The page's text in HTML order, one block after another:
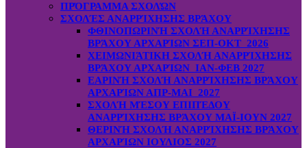
ΠΡΌΓΡΑΜΜΑ ΣΧΟΛΏΝ
ΣΧΟΛΈΣ ΑΝΑΡΡΊΧΗΣΗΣ ΒΡΆΧΟΥ
ΦΘΙΝΟΠΩΡΙΝΉ ΣΧΟΛΉ ΑΝΑΡΡΊΧΗΣΗΣ
ΒΡΆΧΟΥ ΑΡΧΑΡΊΩΝ ΣΕΠ-ΟΚΤ 2026
ΧΕΙΜΩΝΙΆΤΙΚΗ ΣΧΟΛΉ ΑΝΑΡΡΊΧΗΣΗΣ
ΒΡΆΧΟΥ ΑΡΧΑΡΊΩΝ ΙΑΝ-ΦΕΒ 2027
ΕΑΡΙΝΉ ΣΧΟΛΉ ΑΝΑΡΡΊΧΗΣΗΣ ΒΡΆΧΟΥ
ΑΡΧΑΡΊΩΝ ΑΠΡ-ΜΑΙ 2027
ΣΧΟΛΉ ΜΈΣΟΥ ΕΠΙΠΈΔΟΥ
ΑΝΑΡΡΊΧΗΣΗΣ ΒΡΆΧΟΥ ΜΑΪ-ΙΟΥΝ 2027
ΘΕΡΙΝΉ ΣΧΟΛΉ ΑΝΑΡΡΊΧΗΣΗΣ ΒΡΆΧΟΥ
ΑΡΧΑΡΊΩΝ ΙΟΥΛΙΟΣ 2027